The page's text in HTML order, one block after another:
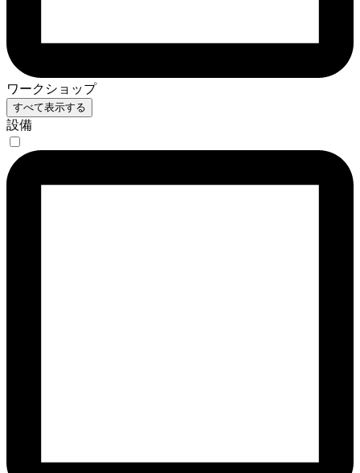
ワークショップ
すべて表示する
設備